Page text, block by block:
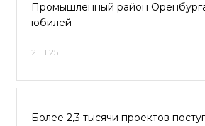
Промышленный район
юбилей
21.11.25
Более 2,3 тысячи проектов